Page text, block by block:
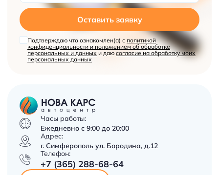
Оставить заявку
Подтверждаю что ознакомлен(а) с политикой
конфиденциальности и положением об обработке
персональных и данных и даю согласие на обработку моих
персональных данных
Часы работы:
Ежедневно с 9:00 до 20:00
Адрес:
г. Симферополь ул. Бородина, д.12
Телефон:
+7 (365) 288-68-64